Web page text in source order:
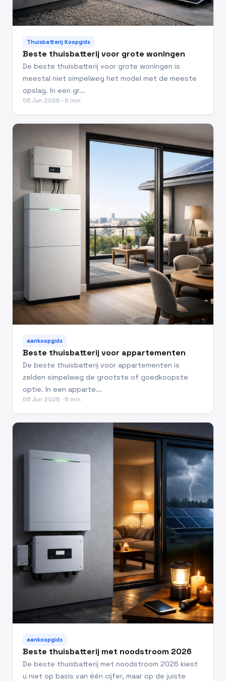
Thuisbatterij Koopgids
Beste thuisbatterij voor grote woningen
De beste thuisbatterij voor grote woningen is
meestal niet simpelweg het model met de meeste
opslag. In een gr...
06 Jun 2026 · 6 min
aankoopgids
Beste thuisbatterij voor appartementen
De beste thuisbatterij voor appartementen is
zelden simpelweg de grootste of goedkoopste
optie. In een apparte...
06 Jun 2026 · 6 min
aankoopgids
Beste thuisbatterij met noodstroom 2026
De beste thuisbatterij met noodstroom 2026 kiest
u niet op basis van één cijfer, maar op de juiste